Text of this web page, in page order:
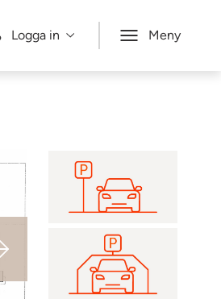
Logga in Meny